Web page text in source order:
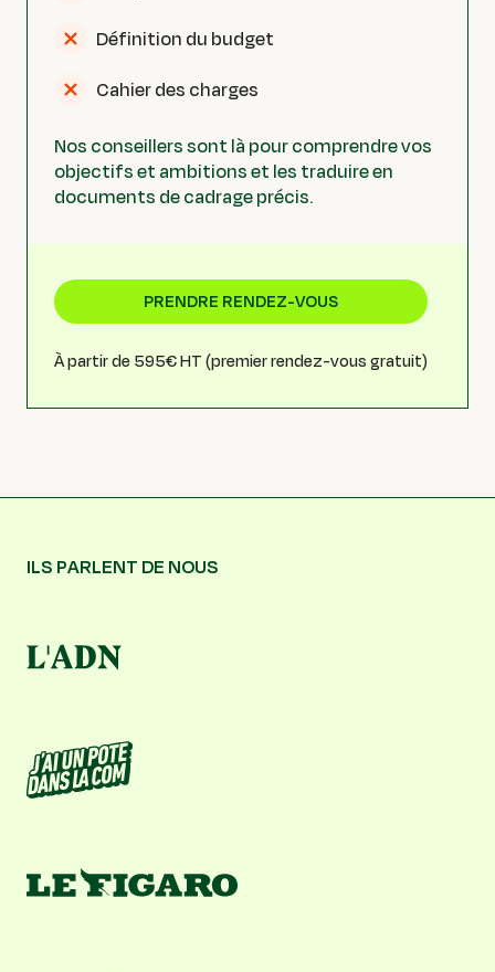
Définition du budget
Cahier des charges
Nos conseillers sont là pour comprendre vos
objectifs et ambitions et les traduire en
documents de cadrage précis.
PRENDRE RENDEZ-VOUS
À partir de 595€ HT (premier rendez-vous gratuit)
ILS PARLENT DE NOUS